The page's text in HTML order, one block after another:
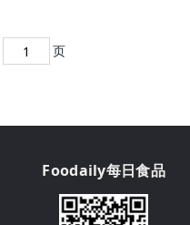
页
Foodaily每日食品